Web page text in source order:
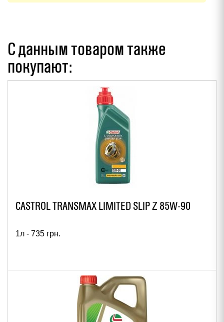
С данным товаром также
покупают:
CASTROL TRANSMAX LIMITED SLIP Z 85W-90
1л - 735 грн.